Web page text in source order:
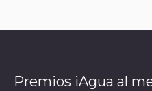
Premios iAgua al